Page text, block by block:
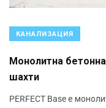
КАНАЛИЗАЦИЯ
Монолитна
шахти
PERFECT Base е